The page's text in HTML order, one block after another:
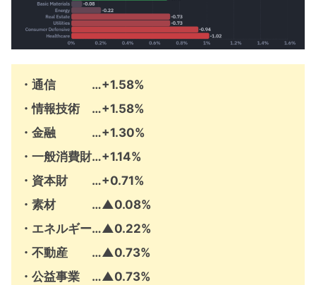
・通信 …+1.58%
・情報技術 …+1.58%
・金融 …+1.30%
・一般消費財…+1.14%
・資本財 …+0.71%
・素材 …▲0.08%
・エネルギー…▲0.22%
・不動産 …▲0.73%
・公益事業 …▲0.73%